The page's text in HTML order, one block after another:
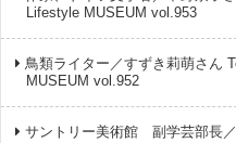
Lifestyle MUSEUM vol.953
鳥類ライター／すずき莉萌さん
MUSEUM vol.952
サントリー美術館 副学芸部長